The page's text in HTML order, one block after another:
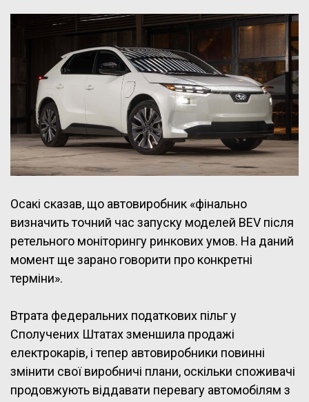
Осакі сказав, що автовиробник «фінально
визначить точний час запуску моделей BEV після
ретельного моніторингу ринкових умов. На даний
момент ще зарано говорити про конкретні
терміни».
Втрата федеральних податкових пільг у
Сполучених Штатах зменшила продажі
електрокарів, і тепер автовиробники повинні
змінити свої виробничі плани, оскільки споживачі
продовжують віддавати перевагу автомобілям з